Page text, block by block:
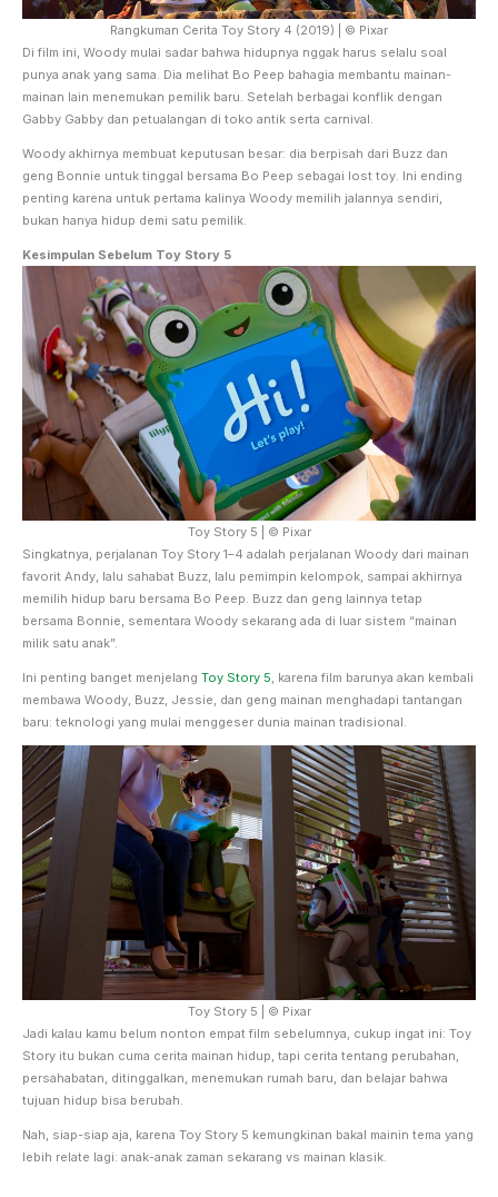
Rangkuman Cerita Toy Story 4 (2019) | © Pixar
Di film ini, Woody mulai sadar bahwa hidupnya nggak harus selalu soal
punya anak yang sama. Dia melihat Bo Peep bahagia membantu mainan-
mainan lain menemukan pemilik baru. Setelah berbagai konflik dengan
Gabby Gabby dan petualangan di toko antik serta carnival.
Woody akhirnya membuat keputusan besar: dia berpisah dari Buzz dan
geng Bonnie untuk tinggal bersama Bo Peep sebagai lost toy. Ini ending
penting karena untuk pertama kalinya Woody memilih jalannya sendiri,
bukan hanya hidup demi satu pemilik.
Kesimpulan Sebelum Toy Story 5
Toy Story 5 | © Pixar
Singkatnya, perjalanan Toy Story 1–4 adalah perjalanan Woody dari mainan
favorit Andy, lalu sahabat Buzz, lalu pemimpin kelompok, sampai akhirnya
memilih hidup baru bersama Bo Peep. Buzz dan geng lainnya tetap
bersama Bonnie, sementara Woody sekarang ada di luar sistem “mainan
milik satu anak”.
Ini penting banget menjelang Toy Story 5 , karena film barunya akan kembali
membawa Woody, Buzz, Jessie, dan geng mainan menghadapi tantangan
baru: teknologi yang mulai menggeser dunia mainan tradisional.
Toy Story 5 | © Pixar
Jadi kalau kamu belum nonton empat film sebelumnya, cukup ingat ini: Toy
Story itu bukan cuma cerita mainan hidup, tapi cerita tentang perubahan,
persahabatan, ditinggalkan, menemukan rumah baru, dan belajar bahwa
tujuan hidup bisa berubah.
Nah, siap-siap aja, karena Toy Story 5 kemungkinan bakal mainin tema yang
lebih relate lagi: anak-anak zaman sekarang vs mainan klasik.